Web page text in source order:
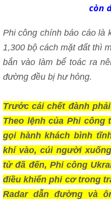
còn
Phi công chính báo cáo là
1,300 bộ cách mặt đất thì
bắn vào làm bể toác ra
đường đều bị hư hỏng.
Trước cái chết đành
Theo lệnh của Phi công
gọi hành khách bình
khí vào, cúi người
tử đã đến, Phi công
điều khiển phi cơ trong
Radar dẫn đường và